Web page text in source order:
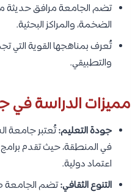
تضم الجامعة مرافق حديثة
الضخمة، والمراكز البحثية.
تُعرف بمناهجها القوية التي
والتطبيقي.
مميزات الدراسة في
جودة التعليم:تُعتبر جامعة
في المنطقة، حيث تقدم
اعتماد دولية.
التنوع الثقافي: